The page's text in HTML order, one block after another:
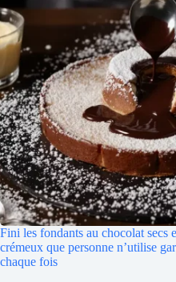
Fini les fondants au chocolat secs
crémeux que personne n’utilise
chaque fois